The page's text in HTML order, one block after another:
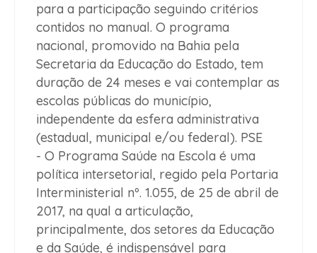
para a participação seguindo critérios
contidos no manual. O programa
nacional, promovido na Bahia pela
Secretaria da Educação do Estado, tem
duração de 24 meses e vai contemplar as
escolas públicas do município,
independente da esfera administrativa
(estadual, municipal e/ou federal). PSE
- O Programa Saúde na Escola é uma
política intersetorial, regido pela Portaria
Interministerial nº. 1.055, de 25 de abril de
2017, na qual a articulação,
principalmente, dos setores da Educação
e da Saúde, é indispensável para